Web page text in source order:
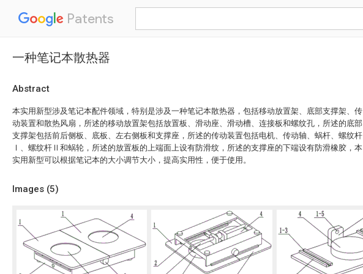
Patents
一种笔记本散热器
Abstract
本实用新型涉及笔记本配件领域，特别是涉及一种笔记本散热器，包括移动放置架、底部支撑架、传
动装置和散热风扇，所述的移动放置架包括放置板、滑动座、滑动槽、连接板和螺纹孔，所述的底部
支撑架包括前后侧板、底板、左右侧板和支撑座，所述的传动装置包括电机、传动轴、蜗杆、螺纹杆
Ⅰ、螺纹杆Ⅱ和蜗轮，所述的放置板的上端面上设有防滑纹，所述的支撑座的下端设有防滑橡胶，本
实用新型可以根据笔记本的大小调节大小，提高实用性，便于使用。
Images (5)